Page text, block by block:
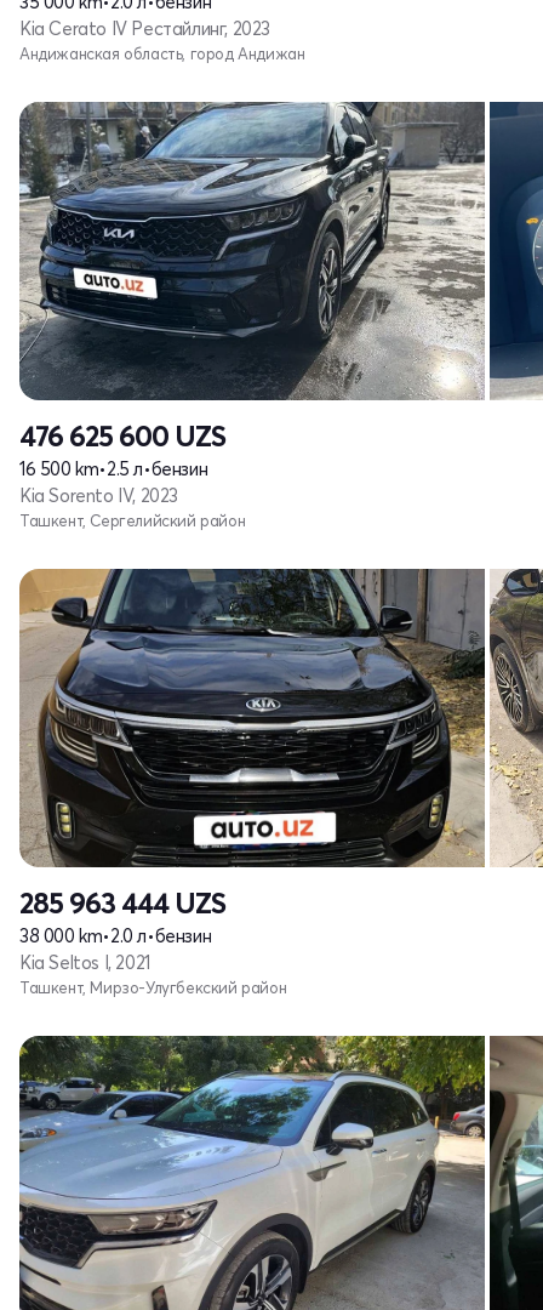
Kia Cerato IV Рестайлинг, 2023
Андижанская область, город Андижан
476 625 600 UZS
16 500 km•2.5 л•бензин
Kia Sorento IV, 2023
Ташкент, Сергелийский район
285 963 444 UZS
38 000 km•2.0 л•бензин
Kia Seltos I, 2021
Ташкент, Мирзо-Улугбекский район